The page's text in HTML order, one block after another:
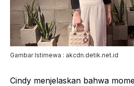
Gambar Istimewa : akcdn.detik.net.id
Cindy menjelaskan bahwa